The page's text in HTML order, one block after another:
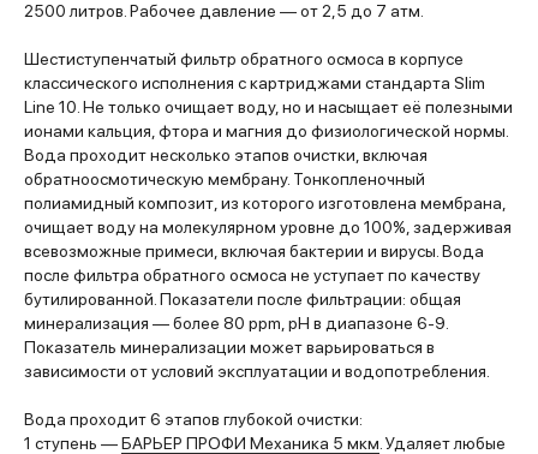
2500 литров. Рабочее давление — от 2,5 до 7 атм.
Шестиступенчатый фильтр обратного осмоса в корпусе
классического исполнения с картриджами стандарта Slim
Line 10. Не только очищает воду, но и насыщает её полезными
ионами кальция, фтора и магния до физиологической нормы.
Вода проходит несколько этапов очистки, включая
обратноосмотическую мембрану. Тонкопленочный
полиамидный композит, из которого изготовлена мембрана,
очищает воду на молекулярном уровне до 100%, задерживая
всевозможные примеси, включая бактерии и вирусы. Вода
после фильтра обратного осмоса не уступает по качеству
бутилированной. Показатели после фильтрации: общая
минерализация — более 80 ppm, pH в диапазоне 6-9.
Показатель минерализации может варьироваться в
зависимости от условий эксплуатации и водопотребления.
Вода проходит 6 этапов глубокой очистки:
1 ступень —БАРЬЕР ПРОФИ Механика 5 мкм . Удаляет любые